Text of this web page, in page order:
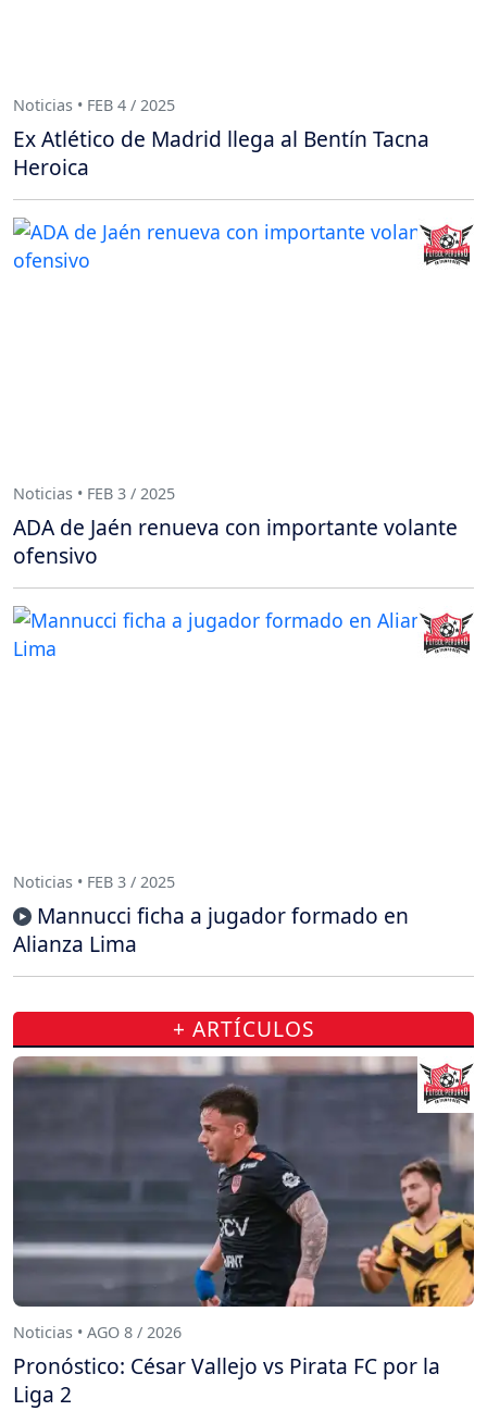
Noticias • FEB 4 / 2025
Ex Atlético de Madrid llega al Bentín Tacna
Heroica
Noticias • FEB 3 / 2025
ADA de Jaén renueva con importante volante
ofensivo
Noticias • FEB 3 / 2025
Mannucci ficha a jugador formado en
Alianza Lima
+ ARTÍCULOS
Noticias • AGO 8 / 2026
Pronóstico: César Vallejo vs Pirata FC por la
Liga 2